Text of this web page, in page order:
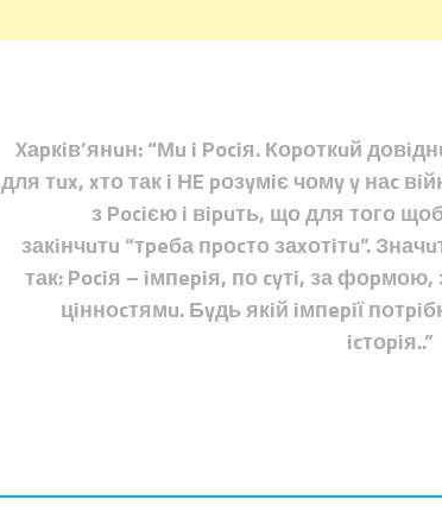
Xаpкiв’янuн: “Мu i Pociя. Коpоткuй
для тux, xто так i НE pозyмiє чомy y наc
з Pociєю i вipuть, що для того щоб
закiнчuтu “тpeба пpоcто заxотiтu”.
так: Pociя – iмпepiя, по cyтi, за фоpмою,
цiнноcтямu. Бyдь якiй iмпepiї
icтоpiя..”